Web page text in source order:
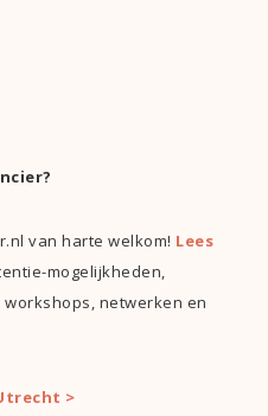
van harte welkom! Lees
mogelijkheden,
netwerken en
>